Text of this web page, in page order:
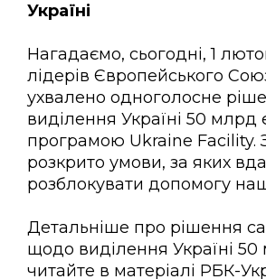
Україні
Нагадаємо, сьогодні, 1
лідерів Європейського
ухвалено одноголосне
виділення Україні 50 млрд
програмою Ukraine Facility.
розкрито умови, за яких
розблокувати допомогу
Детальніше про рішення
щодо виділення Україні
читайте в матеріалі РБК-